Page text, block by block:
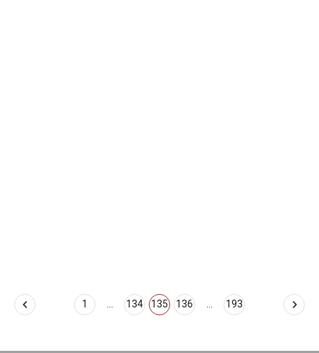
1 ... 134 135 136 ... 193